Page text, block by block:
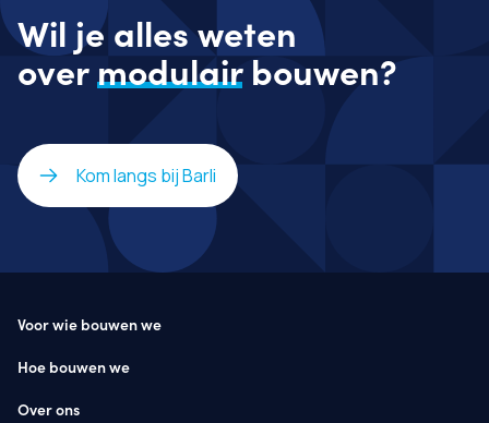
Wil je alles weten
overmodulairbouwen?
Kom langs bij Barli
Voor wie bouwen we
Hoe bouwen we
Over ons